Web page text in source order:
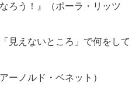
ろう！』（ポーラ・リッツ
見えないところ」で何をして
ーノルド・ベネット）